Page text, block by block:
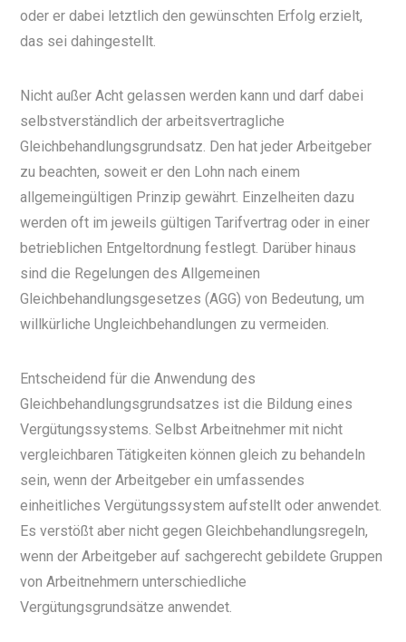
oder er dabei letztlich den gewünschten Erfolg erzielt,
das sei dahingestellt.
Nicht außer Acht gelassen werden kann und darf dabei
selbstverständlich der arbeitsvertragliche
Gleichbehandlungsgrundsatz. Den hat jeder Arbeitgeber
zu beachten, soweit er den Lohn nach einem
allgemeingültigen Prinzip gewährt. Einzelheiten dazu
werden oft im jeweils gültigen Tarifvertrag oder in einer
betrieblichen Entgeltordnung festlegt. Darüber hinaus
sind die Regelungen des Allgemeinen
Gleichbehandlungsgesetzes (AGG) von Bedeutung, um
willkürliche Ungleichbehandlungen zu vermeiden.
Entscheidend für die Anwendung des
Gleichbehandlungsgrundsatzes ist die Bildung eines
Vergütungssystems. Selbst Arbeitnehmer mit nicht
vergleichbaren Tätigkeiten können gleich zu behandeln
sein, wenn der Arbeitgeber ein umfassendes
einheitliches Vergütungssystem aufstellt oder anwendet.
Es verstößt aber nicht gegen Gleichbehandlungsregeln,
wenn der Arbeitgeber auf sachgerecht gebildete Gruppen
von Arbeitnehmern unterschiedliche
Vergütungsgrundsätze anwendet.